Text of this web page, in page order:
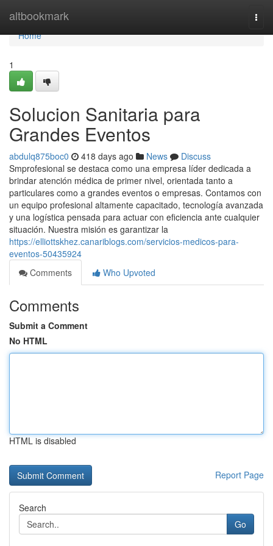
altbookmark
Home
Home
1
Solucion Sanitaria para
Grandes Eventos
abdulq875boc0 418 days ago News
Discuss
Smprofesional se destaca como una empresa líder dedicada a
brindar atención médica de primer nivel, orientada tanto a
particulares como a grandes eventos o empresas. Contamos con
un equipo profesional altamente capacitado, tecnología avanzada
y una logística pensada para actuar con eficiencia ante cualquier
situación. Nuestra misión es garantizar la
https://elliottskhez.canariblogs.com/servicios-medicos-para-
eventos-50435924
Comments
Who Upvoted
Comments
Submit a Comment
No HTML
HTML is disabled
Report Page
Search
Go